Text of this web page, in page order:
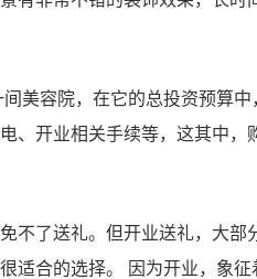
美容院，在它的总投资预算
、开业相关手续等，这其中，
不了送礼。但开业送礼，大部
适合的选择。 因为开业，象